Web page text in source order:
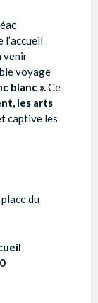
l’accueil
venir
voyage
blanc ».Ce
les arts
captive les
du